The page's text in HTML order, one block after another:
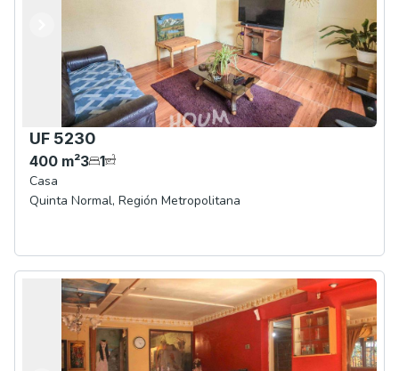
UF 5230
400 m²3 1
Casa
Quinta Normal, Región Metropolitana